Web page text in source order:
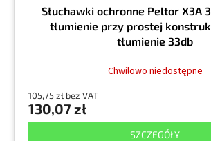
Słuchawki ochronne Peltor X3A
tłumienie przy prostej
tłumienie 33db
Chwilowo niedostępne
105,75 zł bez VAT
130,07 zł
SZCZEGÓŁY